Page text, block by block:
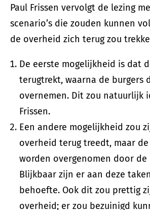
Paul Frissen vervolgt de lezing
scenario’s die zouden kunnen
de overheid zich terug zou
De eerste mogelijkheid is dat
terugtrekt, waarna de burgers
overnemen. Dit zou natuurlijk
Frissen.
Een andere mogelijkheid zou
overheid terug treedt, maar
worden overgenomen door de
Blijkbaar zijn er aan deze
behoefte. Ook dit zou prettig
overheid; er zou bezuinigd